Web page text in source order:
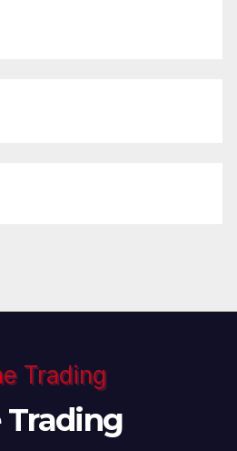
Trading